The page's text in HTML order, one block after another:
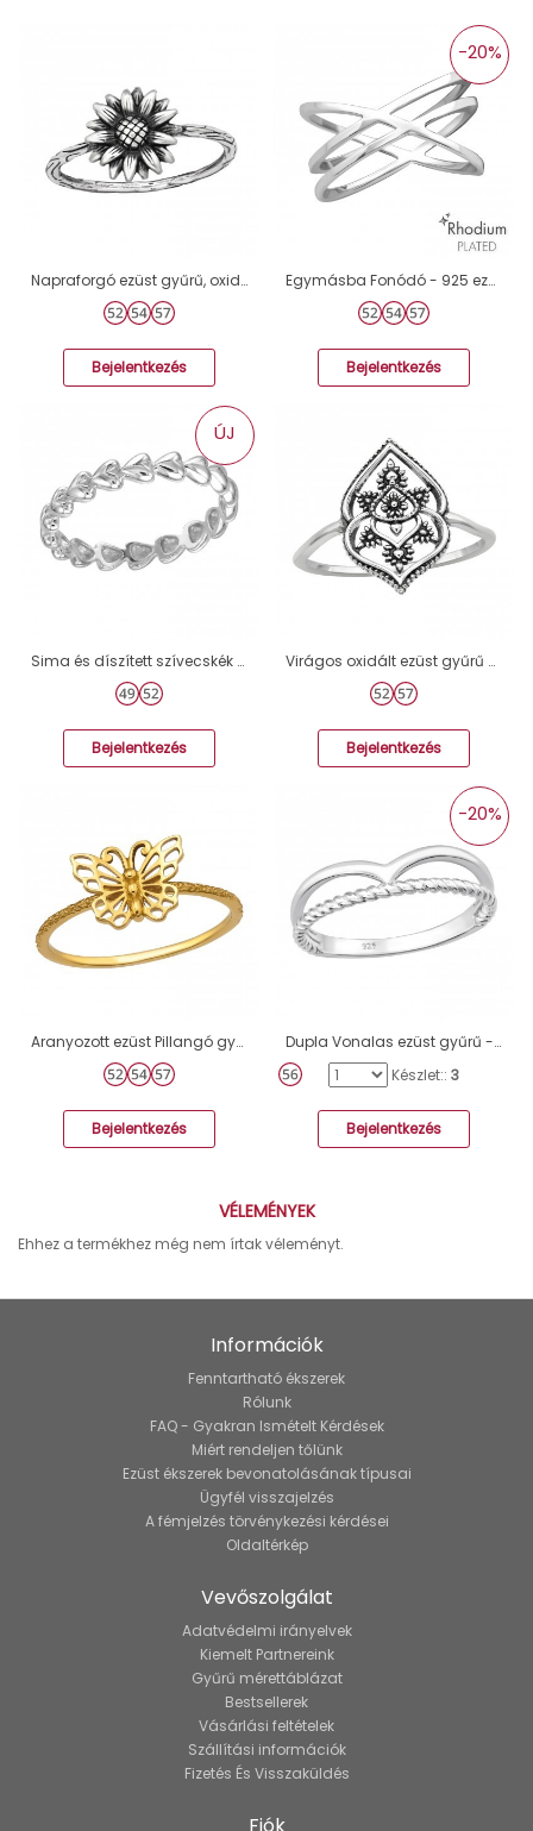
Napraforgó ezüst gyűrű, oxidált - 925 Ezüst Kő Nélküli Gyűrűk A4S45235
Bejelentkezés
Egymásba Fonódó - 925 ezüst Kő nélküli gyűrűk A4S37987
-20%
Bejelentkezés
Sima és díszített szívecskék - 925 Ezüst Kő Nélküli Gyűrűk A4S51005
ÚJ
Bejelentkezés
Virágos oxidált ezüst gyűrű - 925 Ezüst Kő Nélküli Gyűrűk A4S46325
Bejelentkezés
Aranyozott ezüst Pillangó gyűrű - 925 Ezüst Kő Nélküli Gyűrűk A4S45288
Bejelentkezés
Dupla Vonalas ezüst gyűrű - 925 Ezüst Kő Nélküli Gyűrűk A4S46236
-20%
Készlet:: 3
Bejelentkezés
VÉLEMÉNYEK
Ehhez a termékhez még nem írtak véleményt.
Információk
Fenntartható ékszerek
Rólunk
FAQ - Gyakran Ismételt Kérdések
Miért rendeljen tőlünk
Ezüst ékszerek bevonatolásának típusai
Ügyfél visszajelzés
A fémjelzés törvénykezési kérdései
Oldaltérkép
Vevőszolgálat
Adatvédelmi irányelvek
Kiemelt Partnereink
Gyűrű mérettáblázat
Bestsellerek
Vásárlási feltételek
Szállítási információk
Fizetés És Visszaküldés